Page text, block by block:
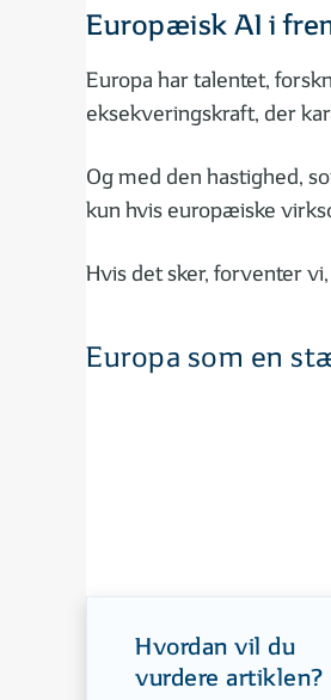
Europæisk AI i
Europa har talentet,
eksekveringskraft, der
Og med den hastighed,
kun hvis europæiske
Hvis det sker, forventer
Europa som en
Hvordan vil du
vurdere artiklen?